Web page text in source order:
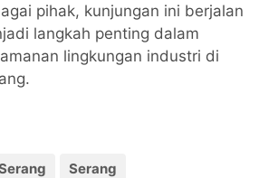
pihak, kunjungan ini berjalan
langkah penting dalam
lingkungan industri di
Serang